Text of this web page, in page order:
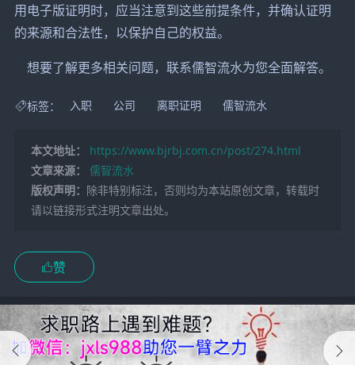
用电子版证明时，应当注意到这些前提条件，并确认证明
的来源和合法性，以保护自己的权益。
想要了解更多相关问题，联系儒智流水为您全面解答。
标签： 入职 公司 离职证明 儒智流水
本文地址：
https://www.bjrbj.com.cn/post/274.html
文章来源：
儒智流水
版权声明： 除非特别标注，否则均为本站原创文章，转载时
请以链接形式注明文章出处。
赞